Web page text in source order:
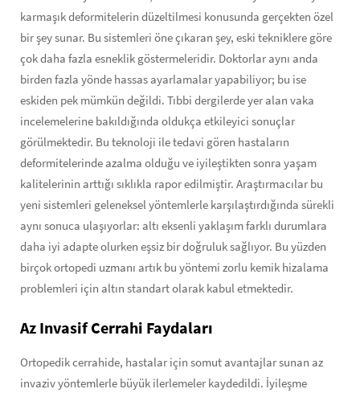
karmaşık deformitelerin düzeltilmesi konusunda gerçekten özel
bir şey sunar. Bu sistemleri öne çıkaran şey, eski tekniklere göre
çok daha fazla esneklik göstermeleridir. Doktorlar aynı anda
birden fazla yönde hassas ayarlamalar yapabiliyor; bu ise
eskiden pek mümkün değildi. Tıbbi dergilerde yer alan vaka
incelemelerine bakıldığında oldukça etkileyici sonuçlar
görülmektedir. Bu teknoloji ile tedavi gören hastaların
deformitelerinde azalma olduğu ve iyileştikten sonra yaşam
kalitelerinin arttığı sıklıkla rapor edilmiştir. Araştırmacılar bu
yeni sistemleri geleneksel yöntemlerle karşılaştırdığında sürekli
aynı sonuca ulaşıyorlar: altı eksenli yaklaşım farklı durumlara
daha iyi adapte olurken eşsiz bir doğruluk sağlıyor. Bu yüzden
birçok ortopedi uzmanı artık bu yöntemi zorlu kemik hizalama
problemleri için altın standart olarak kabul etmektedir.
Az Invasif Cerrahi Faydaları
Ortopedik cerrahide, hastalar için somut avantajlar sunan az
invaziv yöntemlerle büyük ilerlemeler kaydedildi. İyileşme